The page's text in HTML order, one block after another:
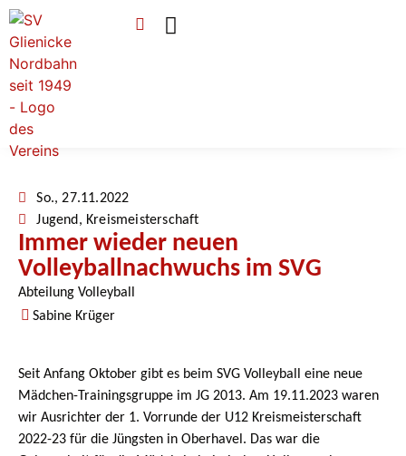
So., 27.11.2022
Jugend, Kreismeisterschaft
Immer wieder neuen
Volleyballnachwuchs im SVG
Abteilung Volleyball
Sabine Krüger
Seit Anfang Oktober gibt es beim SVG Volleyball eine neue
Mädchen-Trainingsgruppe im JG 2013. Am 19.11.2023 waren
wir Ausrichter der 1. Vorrunde der U12 Kreismeisterschaft
2022-23 für die Jüngsten in Oberhavel. Das war die